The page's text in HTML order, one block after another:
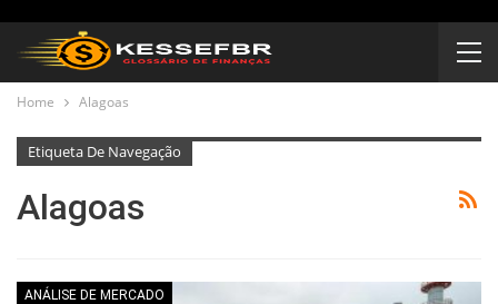
Home Alagoas
Etiqueta De Navegação
Alagoas
ANÁLISE DE MERCADO